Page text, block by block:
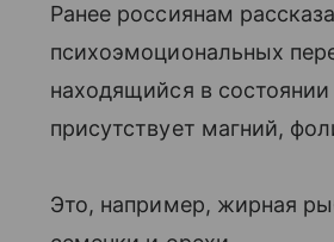
Ранее россиянам
психоэмоциональных
находящийся в
присутствует магний,
Это, например, жирная